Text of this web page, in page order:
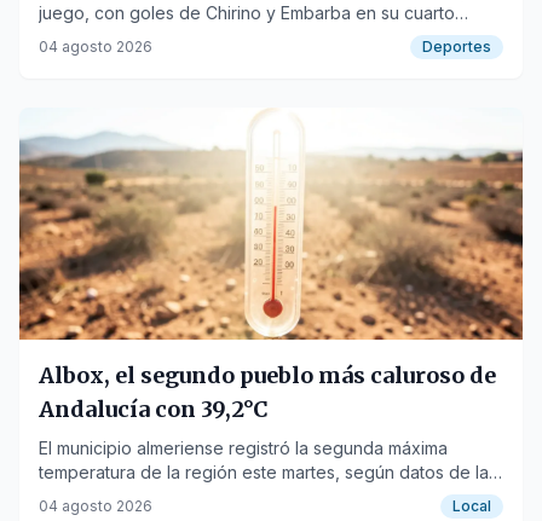
juego, con goles de Chirino y Embarba en su cuarto
amistoso.
04 agosto 2026 Deportes
Albox, el segundo pueblo más caluroso de
Andalucía con 39,2°C
El municipio almeriense registró la segunda máxima
temperatura de la región este martes, según datos de la
Aemet.
04 agosto 2026 Local